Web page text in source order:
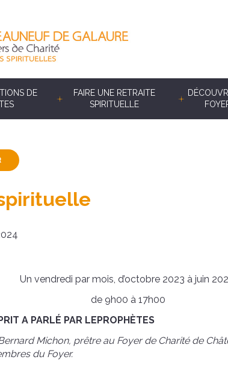
DE
FAIRE UNE RETRAITE
SPIRITUELLE
Un vendredi par mois, d’octobre 2023 à juin
de 9h00 à 17h00
A PARLÉ PAR LEPROPHÈTES
Michon, prêtre au Foyer de Charité de
du Foyer.